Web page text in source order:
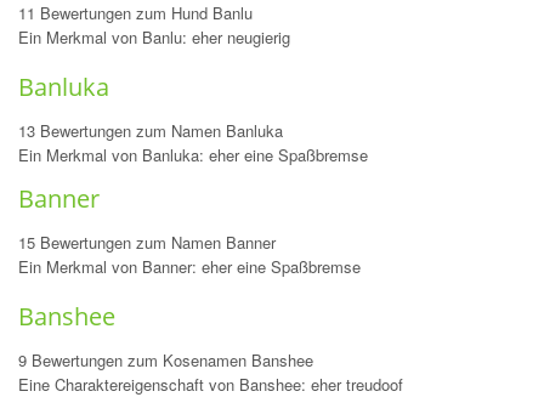
11 Bewertungen zum Hund Banlu
Ein Merkmal von Banlu: eher neugierig
Banluka
13 Bewertungen zum Namen Banluka
Ein Merkmal von Banluka: eher eine Spaßbremse
Banner
15 Bewertungen zum Namen Banner
Ein Merkmal von Banner: eher eine Spaßbremse
Banshee
9 Bewertungen zum Kosenamen Banshee
Eine Charaktereigenschaft von Banshee: eher treudoof